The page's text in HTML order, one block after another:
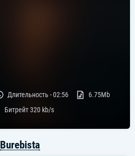
Длительность -02:56
6.75Mb
Битрейт320 kb/s
Burebista